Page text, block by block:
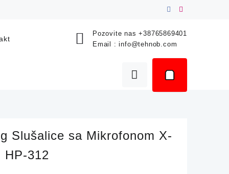
Pozovite nas +38765869401
Email :info@tehnob.com
Slušalice sa Mikrofonom X-
HP-312